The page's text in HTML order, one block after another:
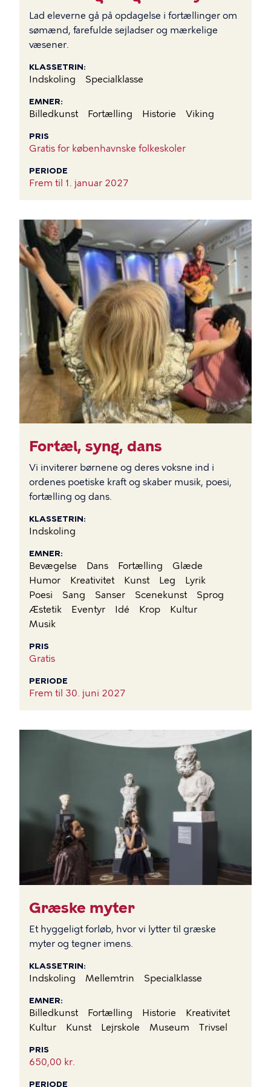
Lad eleverne gå på opdagelse i fortællinger om
sømænd, farefulde sejladser og mærkelige
væsener.
KLASSETRIN
Indskoling Specialklasse
EMNER
Billedkunst Fortælling Historie Viking
PRIS
Gratis for københavnske folkeskoler
PERIODE
Frem til 1. januar 2027
Fortæl, syng, dans
Vi inviterer børnene og deres voksne ind i
ordenes poetiske kraft og skaber musik, poesi,
fortælling og dans.
KLASSETRIN
Indskoling
EMNER
Bevægelse Dans Fortælling
Glæde
Humor
Kreativitet Kunst Leg
Lyrik
Poesi
Sang Sanser Scenekunst
Sprog
Æstetik
Eventyr Idé Krop
Kultur
Musik
PRIS
Gratis
PERIODE
Frem til 30. juni 2027
Græske myter
Et hyggeligt forløb, hvor vi lytter til græske
myter og tegner imens.
KLASSETRIN
Indskoling Mellemtrin Specialklasse
EMNER
Billedkunst Fortælling Historie
Kreativitet
Kultur
Kunst Lejrskole Museum Trivsel
PRIS
650,00 kr.
PERIODE